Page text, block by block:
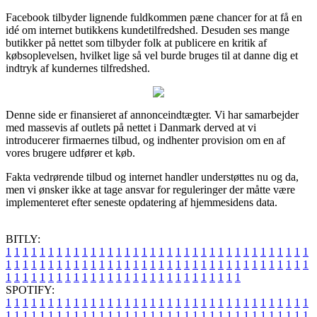
Facebook tilbyder lignende fuldkommen pæne chancer for at få en
idé om internet butikkens kundetilfredshed. Desuden ses mange
butikker på nettet som tilbyder folk at publicere en kritik af
købsoplevelsen, hvilket lige så vel burde bruges til at danne dig et
indtryk af kundernes tilfredshed.
Denne side er finansieret af annonceindtægter. Vi har samarbejder
med massevis af outlets på nettet i Danmark derved at vi
introducerer firmaernes tilbud, og indhenter provision om en af
vores brugere udfører et køb.
Fakta vedrørende tilbud og internet handler understøttes nu og da,
men vi ønsker ikke at tage ansvar for reguleringer der måtte være
implementeret efter seneste opdatering af hjemmesidens data.
BITLY:
1 1 1 1 1 1 1 1 1 1 1 1 1 1 1 1 1 1 1 1 1 1 1 1 1 1 1 1 1 1 1 1 1 1 1 1
1 1 1 1 1 1 1 1 1 1 1 1 1 1 1 1 1 1 1 1 1 1 1 1 1 1 1 1 1 1 1 1 1 1 1 1
1 1 1 1 1 1 1 1 1 1 1 1 1 1 1 1 1 1 1 1 1 1 1 1 1 1 1 1
SPOTIFY:
1 1 1 1 1 1 1 1 1 1 1 1 1 1 1 1 1 1 1 1 1 1 1 1 1 1 1 1 1 1 1 1 1 1 1 1